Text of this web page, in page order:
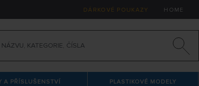
DÁRKOVÉ POUKAZY HOME
A PŘÍSLUŠENSTVÍ PLASTIKOVÉ MODELY